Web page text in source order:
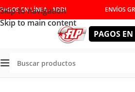
Skip to navigation
Skip to main content
PAGOS EN LÍNEA - ADDI ENVÍOS
PAGOS
Tienda/HERRAMIENTAS DE CORTE